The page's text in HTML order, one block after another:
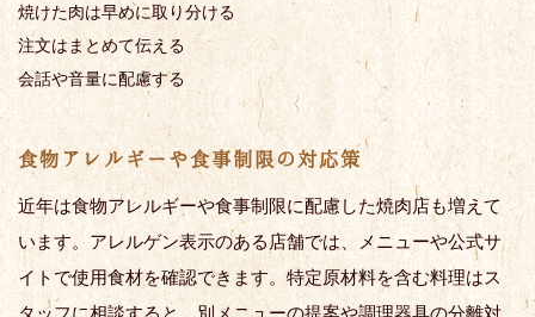
焼けた肉は早めに取り分ける
注文はまとめて伝える
会話や音量に配慮する
食物アレルギーや食事制限の対応策
近年は食物アレルギーや食事制限に配慮した焼肉店も増えて
います。アレルゲン表示のある店舗では、メニューや公式サ
イトで使用食材を確認できます。特定原材料を含む料理はス
タッフに相談すると、別メニューの提案や調理器具の分離対